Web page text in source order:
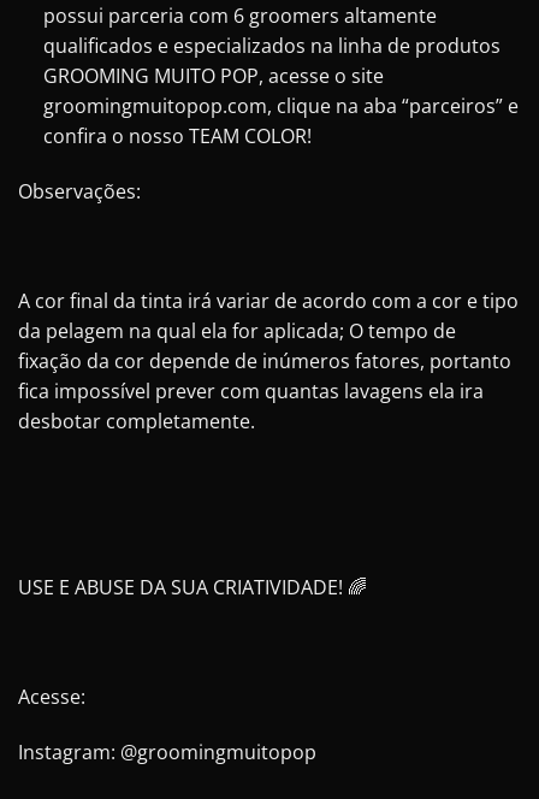
possui parceria com 6 groomers altamente
qualificados e especializados na linha de produtos
GROOMING MUITO POP, acesse o site
groomingmuitopop.com, clique na aba “parceiros” e
confira o nosso TEAM COLOR!
Observações:
A cor final da tinta irá variar de acordo com a cor e tipo
da pelagem na qual ela for aplicada; O tempo de
fixação da cor depende de inúmeros fatores, portanto
fica impossível prever com quantas lavagens ela ira
desbotar completamente.
USE E ABUSE DA SUA CRIATIVIDADE! 🌈
Acesse:
Instagram: @groomingmuitopop